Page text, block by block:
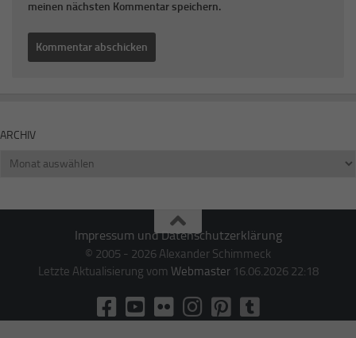
meinen nächsten Kommentar speichern.
ARCHIV
Archiv
Impressum und Datenschutzerklärung
© 2005 - 2026 Alexander Schimmeck
Letzte Aktualisierung vom Webmaster16.06.2026 22:18